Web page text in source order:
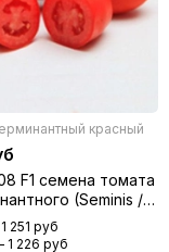
красный
F1 семена томата
(Seminis /
1 251 руб
1 226 руб